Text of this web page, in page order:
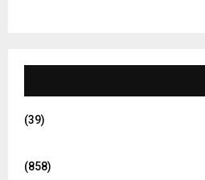
(39)
(858)